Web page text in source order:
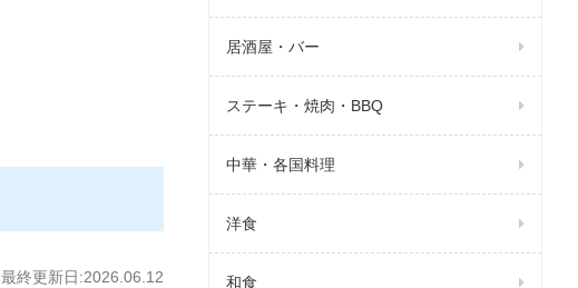
最終更新日:2026.06.12
居酒屋・バー
ステーキ・焼肉・BBQ
中華・各国料理
洋食
和食